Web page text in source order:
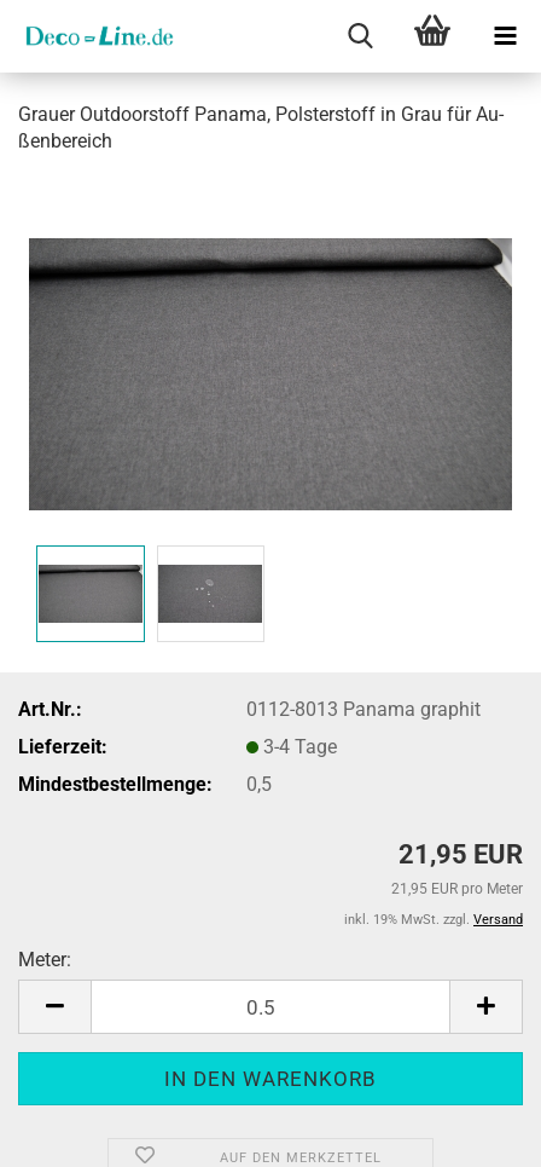
Grau­er Out­door­stoff Pa­na­ma, Pols­ter­stoff in Grau für Au­
ßen­be­reich
Art.Nr.:
0112-8013 Panama graphit
Lieferzeit:
3-4 Tage
Mindestbestellmenge:
0,5
21,95 EUR
21,95 EUR pro Meter
inkl. 19% MwSt. zzgl. Versand
Meter:
AUF DEN MERKZETTEL